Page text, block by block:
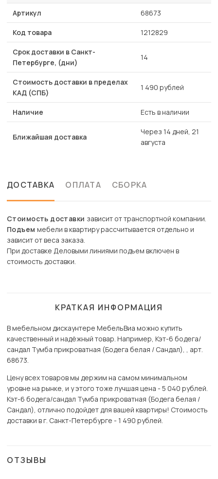
Артикул 68673
Код товара 1212829
Срок доставки в Санкт-
Петербурге, (дни)
14
Стоимость доставки в пределах
КАД (СПБ)
1 490 рублей
Наличие Есть в наличии
Ближайшая доставка
Через 14 дней, 21
августа
ДОСТАВКА ОПЛАТА СБОРКА
Стоимость доставки зависит от транспортной компании.
Подъем мебели в квартиру рассчитывается отдельно и
зависит от веса заказа.
При доставке Деловыми линиями подъем включен в
стоимость доставки.
КРАТКАЯ ИНФОРМАЦИЯ
В мебельном дискаунтере МебельВиа можно купить
качественный и надёжный товар. Например, Кэт-6 бодега/
сандал Тумба прикроватная (Бодега белая / Сандал), , арт.
68673.
Цену всех товаров мы держим на самом минимальном
уровне на рынке, и у этого тоже лучшая цена - 5 040 рублей.
Кэт-6 бодега/сандал Тумба прикроватная (Бодега белая /
Сандал), отлично подойдет для вашей квартиры! Стоимость
доставки в г. Санкт-Петербурге - 1 490 рублей.
ОТЗЫВЫ